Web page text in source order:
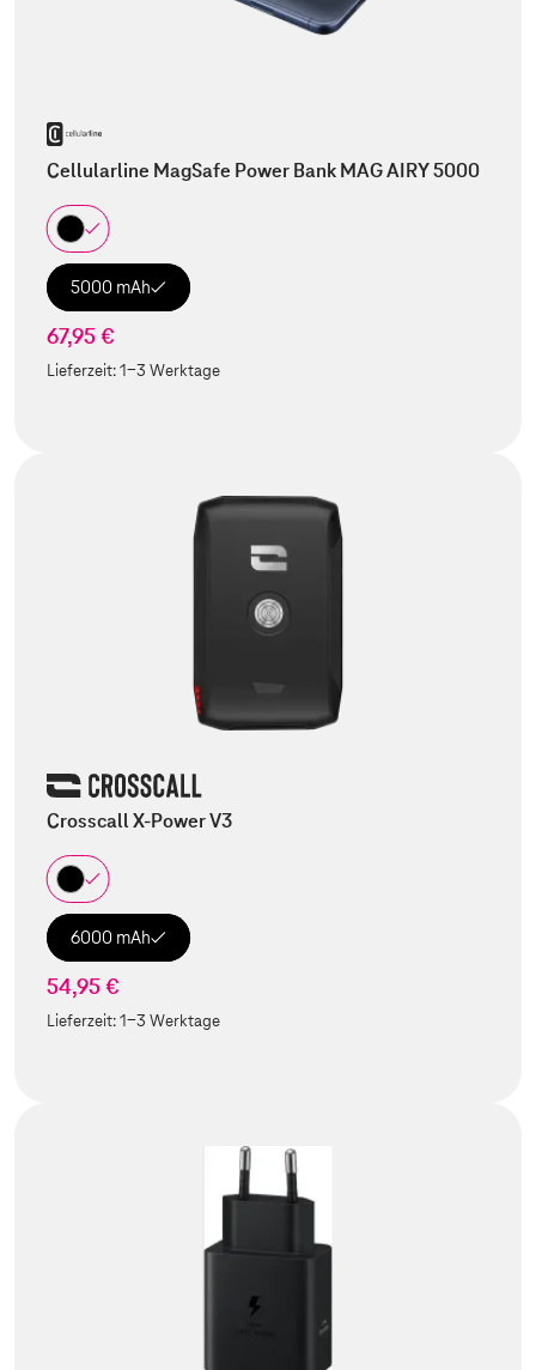
Cellularline MagSafe Power Bank MAG AIRY 5000
5000 mAh
67,95 €
Lieferzeit:1-3 Werktage
Crosscall X-Power V3
6000 mAh
54,95 €
Lieferzeit:1-3 Werktage